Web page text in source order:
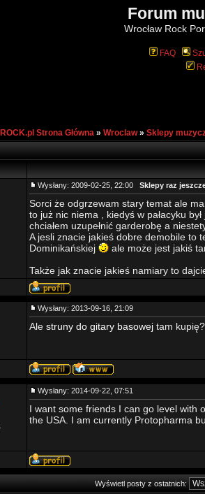
Forum
Wrocław Rock
FAQ
Strona Główna » Wroclaw» Sklepy
Wysłany: 2009-02-25, 22:00 Sklepy raz
Sorci że odgrzewam stary temat ale
to już nic niema , kiedyś w pałacyku
chciałem uzupełnić garderobę a
A jesli znacie jakieś dobre demobile to
Dominikańskiej
ale może jest jakiś
Także jak znacie jakieś namiary to
Wysłany: 2013-09-16, 21:09
Ale struny do gitary basowej tam kupię?
Wysłany: 2014-09-22, 07:51
I want some friends I can go level with
the USA. I am currently Protopharma
Wyświetl posty z ostatnich: